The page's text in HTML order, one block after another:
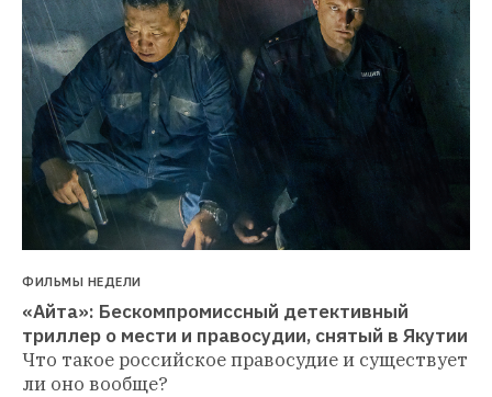
ФИЛЬМЫ НЕДЕЛИ
«Айта»: Бескомпромиссный детективный
триллер о мести и правосудии, снятый в Якутии
Что такое российское правосудие и существует
ли оно вообще?